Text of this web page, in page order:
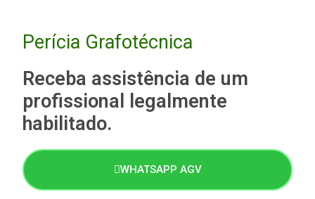
Perícia Grafotécnica​
Receba assistência de um
profissional legalmente
habilitado.
WHATSAPP AGV